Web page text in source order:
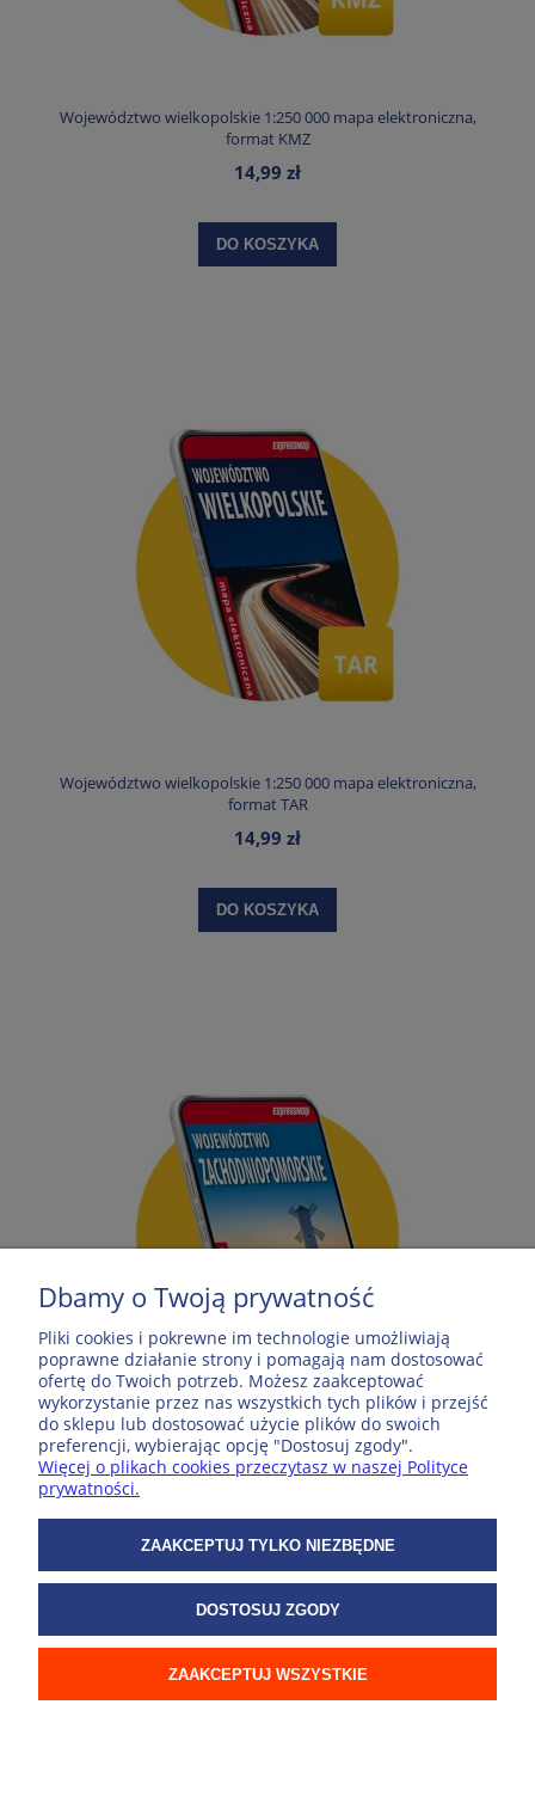
Województwo wielkopolskie 1:250 000 mapa elektroniczna,
format KMZ
14,99 zł
DO KOSZYKA
Województwo wielkopolskie 1:250 000 mapa elektroniczna,
format TAR
14,99 zł
DO KOSZYKA
Województwo zachodniopomorskie 1:250 000 mapa
elektroniczna, format GeoTIFF
DO KOSZYKA
Dbamy o Twoją prywatność
Pliki cookies i pokrewne im technologie umożliwiają
poprawne działanie strony i pomagają nam dostosować
ofertę do Twoich potrzeb. Możesz zaakceptować
wykorzystanie przez nas wszystkich tych plików i przejść
do sklepu lub dostosować użycie plików do swoich
preferencji, wybierając opcję "Dostosuj zgody".
Więcej o plikach cookies przeczytasz w naszej Polityce
prywatności.
ZAAKCEPTUJ TYLKO NIEZBĘDNE
DOSTOSUJ ZGODY
ZAAKCEPTUJ WSZYSTKIE